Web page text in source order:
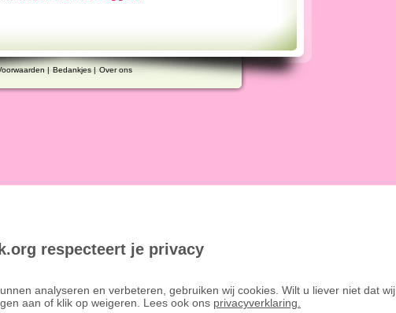
| Bedankjes | Over ons
respecteert je privacy
analyseren en verbeteren, gebruiken wij cookies. Wilt u liever niet dat wij
aan of klik op weigeren. Lees ook ons privacyverklaring.